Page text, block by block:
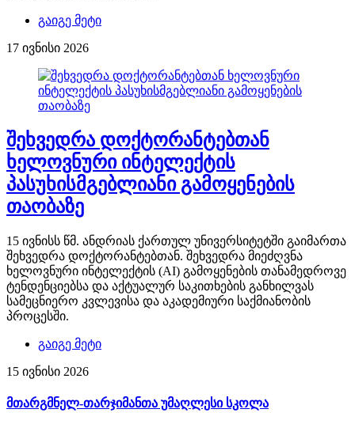
გაიგე მეტი
17 ივნისი 2026
შეხვედრა დოქტორანტებთან
ხელოვნური ინტელექტის
პასუხისმგებლიანი გამოყენების
თაობაზე
15 ივნისს წმ. ანდრიას ქართულ უნივერსიტეტში გაიმართა
შეხვედრა დოქტორანტებთან. შეხვედრა მიეძღვნა
ხელოვნური ინტელექტის (AI) გამოყენების თანამედროვე
ტენდენციებსა და აქტუალურ საკითხების განხილვას
სამეცნიერო კვლევისა და აკადემიური საქმიანობის
პროცესში.
გაიგე მეტი
15 ივნისი 2026
მთარგმნელ-თარჯიმანთა უმაღლესი სკოლა